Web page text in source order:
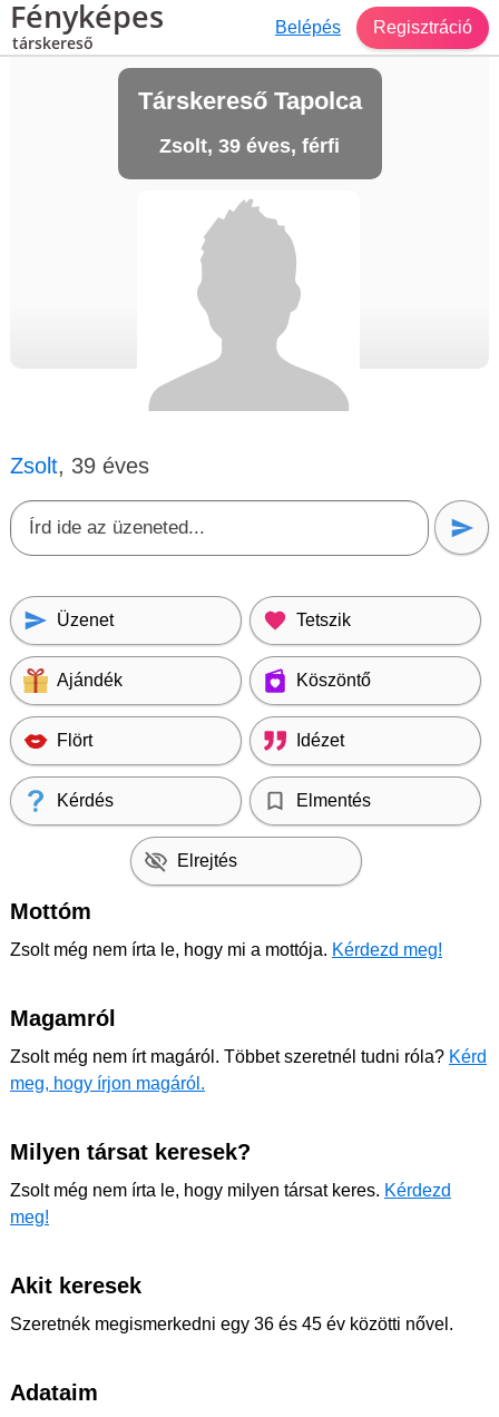
Fényképes
társkereső
Belépés Regisztráció
Társkereső Tapolca
Zsolt, 39 éves, férfi
Zsolt, 39 éves
Üzenet Tetszik
Ajándék Köszöntő
Flört Idézet
Kérdés Elmentés
Elrejtés
Mottóm
Zsolt még nem írta le, hogy mi a mottója. Kérdezd meg!
Magamról
Zsolt még nem írt magáról. Többet szeretnél tudni róla? Kérd
meg, hogy írjon magáról.
Milyen társat keresek?
Zsolt még nem írta le, hogy milyen társat keres. Kérdezd
meg!
Akit keresek
Szeretnék megismerkedni egy 36 és 45 év közötti nővel.
Adataim